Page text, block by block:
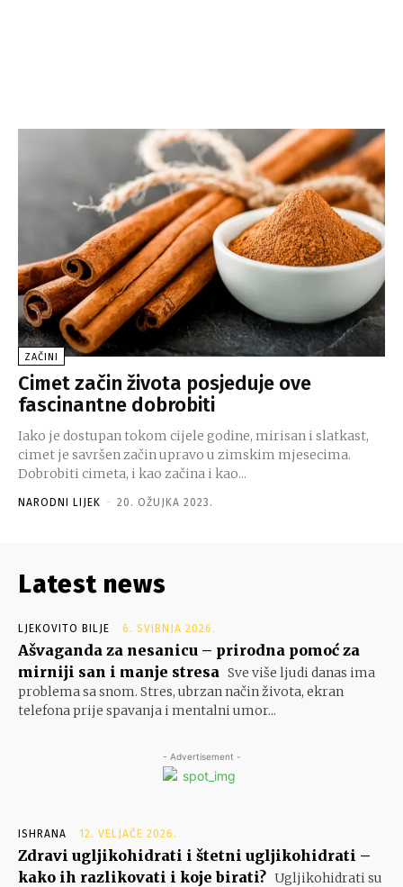
ZAČINI
Cimet začin života posjeduje ove
fascinantne dobrobiti
Iako je dostupan tokom cijele godine, mirisan i slatkast,
cimet je savršen začin upravo u zimskim mjesecima.
Dobrobiti cimeta, i kao začina i kao...
NARODNI LIJEK - 20. OŽUJKA 2023.
Latest news
LJEKOVITO BILJE 6. SVIBNJA 2026.
Ašvaganda za nesanicu – prirodna pomoć za
mirniji san i manje stresa Sve više ljudi danas ima
problema sa snom. Stres, ubrzan način života, ekran
telefona prije spavanja i mentalni umor...
- Advertisement -
ISHRANA 12. VELJAČE 2026.
Zdravi ugljikohidrati i štetni ugljikohidrati –
kako ih razlikovati i koje birati? Ugljikohidrati su